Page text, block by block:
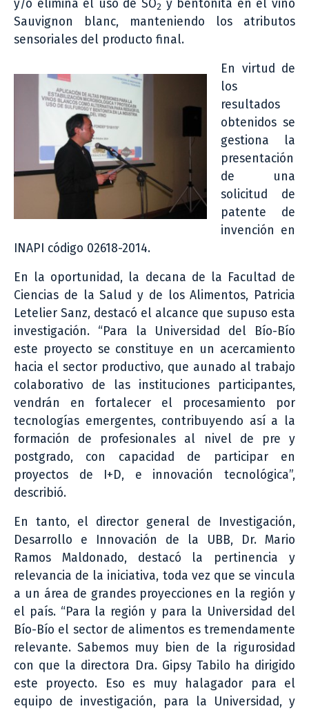
y/o elimina el uso de SO2 y bentonita en el vino
Sauvignon blanc, manteniendo los atributos
sensoriales del producto final.
En virtud de
los
resultados
obtenidos se
gestiona la
presentación
de una
solicitud de
patente de
invención en
INAPI código 02618-2014.
En la oportunidad, la decana de la Facultad de
Ciencias de la Salud y de los Alimentos, Patricia
Letelier Sanz, destacó el alcance que supuso esta
investigación. “Para la Universidad del Bío-Bío
este proyecto se constituye en un acercamiento
hacia el sector productivo, que aunado al trabajo
colaborativo de las instituciones participantes,
vendrán en fortalecer el procesamiento por
tecnologías emergentes, contribuyendo así a la
formación de profesionales al nivel de pre y
postgrado, con capacidad de participar en
proyectos de I+D, e innovación tecnológica”,
describió.
En tanto, el director general de Investigación,
Desarrollo e Innovación de la UBB, Dr. Mario
Ramos Maldonado, destacó la pertinencia y
relevancia de la iniciativa, toda vez que se vincula
a un área de grandes proyecciones en la región y
el país. “Para la región y para la Universidad del
Bío-Bío el sector de alimentos es tremendamente
relevante. Sabemos muy bien de la rigurosidad
con que la directora Dra. Gipsy Tabilo ha dirigido
este proyecto. Eso es muy halagador para el
equipo de investigación, para la Universidad, y